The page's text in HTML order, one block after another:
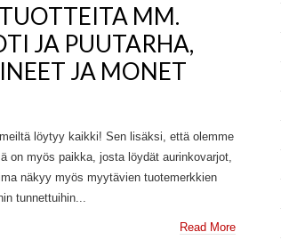
MM.
JA PUUTARHA,
JA MONET
löytyy kaikki! Sen lisäksi, että olemme
on myös paikka, josta löydät aurinkovarjot,
näkyy myös myytävien tuotemerkkien
tunnettuihin...
Read More